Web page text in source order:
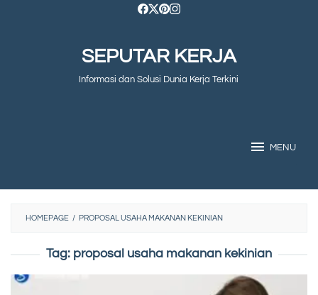
SEPUTAR KERJA
Informasi dan Solusi Dunia Kerja Terkini
MENU
HOMEPAGE / PROPOSAL USAHA MAKANAN KEKINIAN
Tag: proposal usaha makanan kekinian